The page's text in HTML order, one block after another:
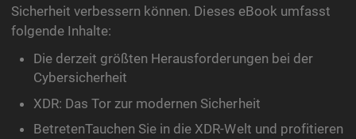
Sicherheit verbessern können. Dieses eBook umfasst
folgende Inhalte:
Die derzeit größten Herausforderungen bei der
Cybersicherheit
XDR: Das Tor zur modernen Sicherheit
BetretenTauchen Sie in die XDR-Welt und profitieren